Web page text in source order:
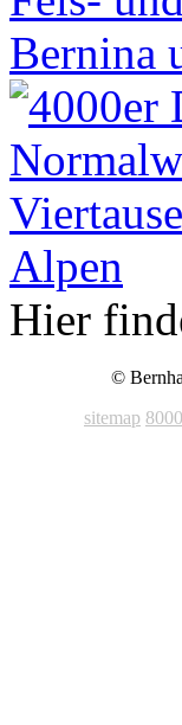
Hier
©
sitemap